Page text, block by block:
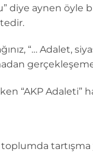
aynen öyle bir
“… Adalet,
“AKP Adaleti”
toplumda